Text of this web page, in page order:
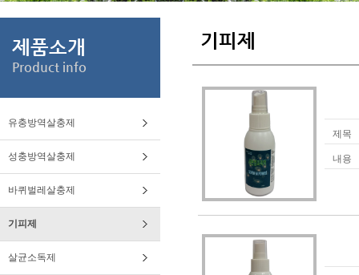
제품소개
Product info
유충방역살충제
성충방역살충제
바퀴벌레살충제
기피제
살균소독제
기피제
제목
내용